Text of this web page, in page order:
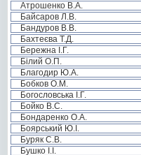
Атрошенко В.А.
Байсаров Л.В.
Бандуров В.В.
Бахтеєва Т.Д.
Бережна І.Г.
Білий О.П.
Благодир Ю.А.
Бобков О.М.
Богословська І.Г.
Бойко В.С.
Бондаренко О.А.
Боярський Ю.І.
Буряк С.В.
Бушко І.І.